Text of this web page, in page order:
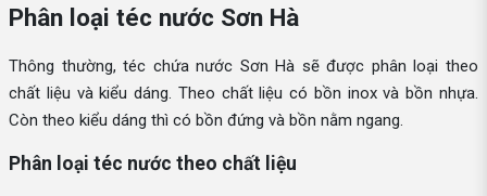
Phân loại téc nước Sơn Hà
Thông thường, téc chứa nước Sơn Hà sẽ được phân loại theo
chất liệu và kiểu dáng. Theo chất liệu có bồn inox và bồn nhựa.
Còn theo kiểu dáng thì có bồn đứng và bồn nằm ngang.
Phân loại téc nước theo chất liệu